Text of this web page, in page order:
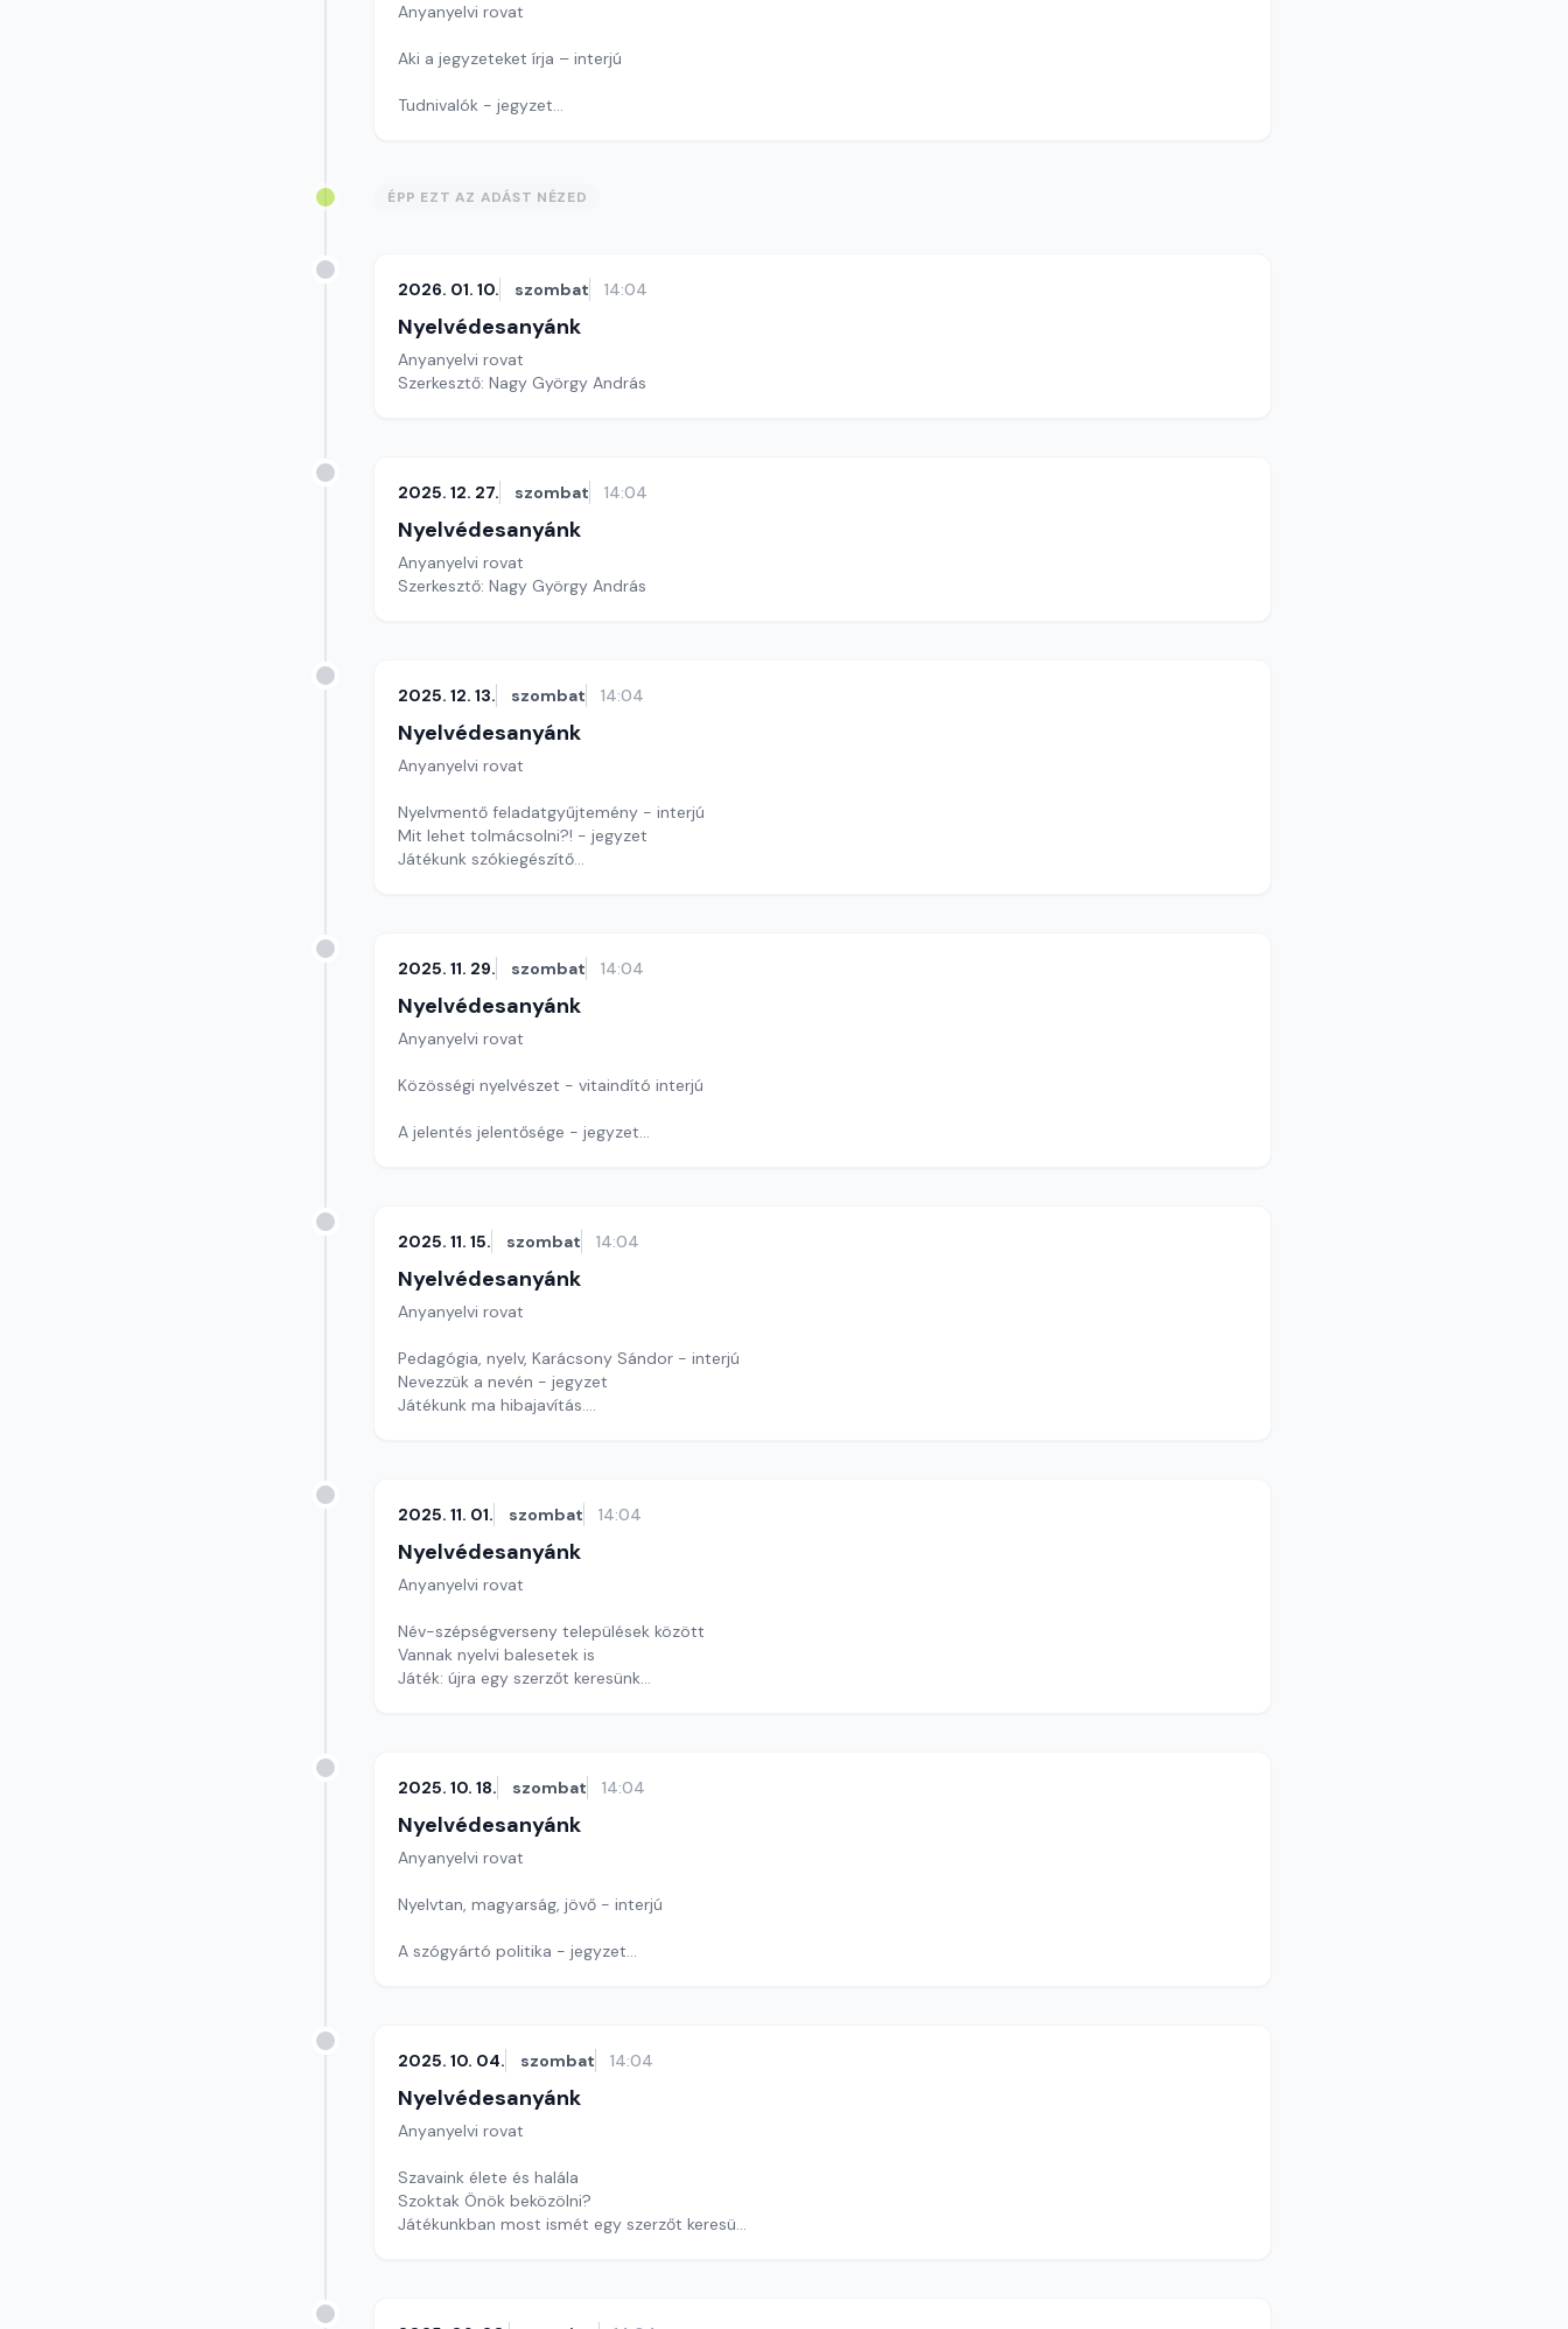
Anyanyelvi rovat
Aki a jegyzeteket írja – interjú
Tudnivalók - jegyzet
ÉPP EZT AZ ADÁST NÉZED
2026. 01. 10. szombat 14:04
Nyelvédesanyánk
Anyanyelvi rovat
Szerkesztő: Nagy György András
2025. 12. 27. szombat 14:04
Nyelvédesanyánk
Anyanyelvi rovat
Szerkesztő: Nagy György András
2025. 12. 13. szombat 14:04
Nyelvédesanyánk
Anyanyelvi rovat
Nyelvmentő feladatgyűjtemény - interjú
Mit lehet tolmácsolni?! - jegyzet
Játékunk szókiegészítő
2025. 11. 29. szombat 14:04
Nyelvédesanyánk
Anyanyelvi rovat
Közösségi nyelvészet - vitaindító interjú
A jelentés jelentősége - jegyzet
2025. 11. 15. szombat 14:04
Nyelvédesanyánk
Anyanyelvi rovat
Pedagógia, nyelv, Karácsony Sándor - interjú
Nevezzük a nevén - jegyzet
Játékunk ma hibajavítás.
2025. 11. 01. szombat 14:04
Nyelvédesanyánk
Anyanyelvi rovat
Név-szépségverseny települések között
Vannak nyelvi balesetek is
Játék: újra egy szerzőt keresünk
2025. 10. 18. szombat 14:04
Nyelvédesanyánk
Anyanyelvi rovat
Nyelvtan, magyarság, jövő - interjú
A szógyártó politika - jegyzet
Szerkesztő: Nagy György András
2025. 10. 04. szombat 14:04
Nyelvédesanyánk
Anyanyelvi rovat
Szavaink élete és halála
Szoktak Önök beközölni?
Játékunkban most ismét egy szerzőt keresünk